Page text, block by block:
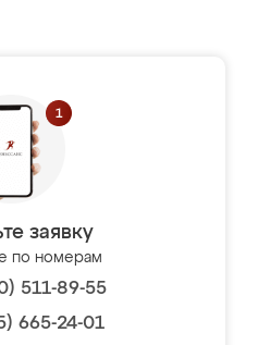
заявку
по номерам
511-89-55
665-24-01